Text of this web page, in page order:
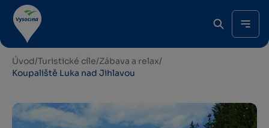
Úvod/Turistické cíle/Zábava a relax/
Koupaliště Luka nad Jihlavou